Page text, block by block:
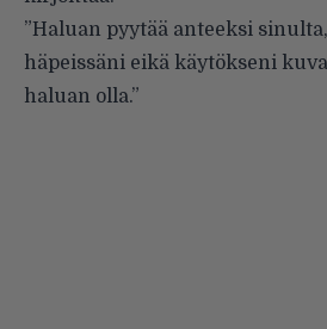
”Haluan pyytää anteeksi
häpeissäni eikä käytökseni
haluan olla.”